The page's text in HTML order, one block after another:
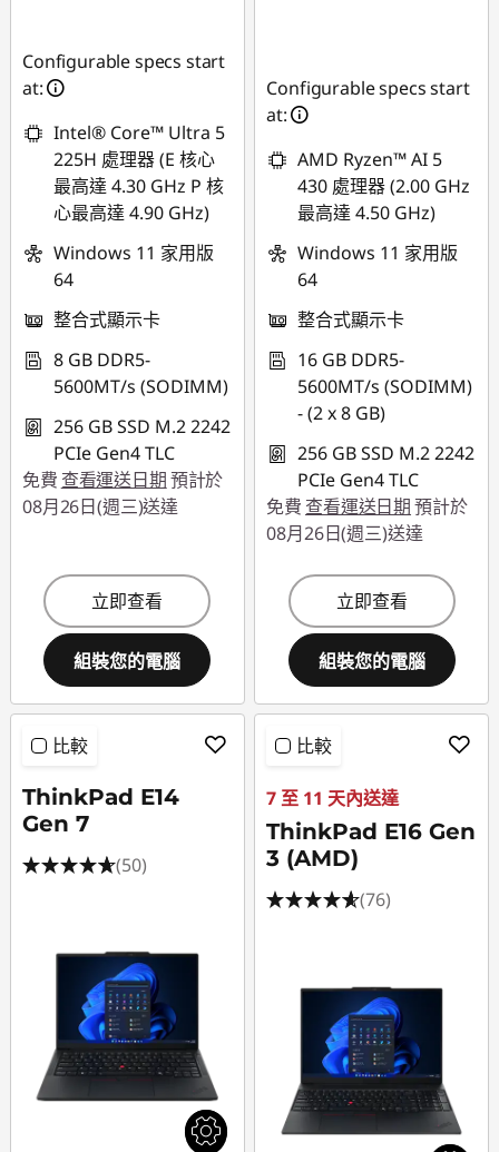
或
eCoupon 折扣 : -
NT$26,273
*以上優惠僅能擇一使
用
使用優惠券 :
Configurable specs start
at:
Intel® Core™ Ultra 5
225H 處理器 (E 核心
最高達 4.30 GHz P 核
心最高達 4.90 GHz)
Windows 11 家用版
64
整合式顯示卡
8 GB DDR5-
5600MT/s (SODIMM)
256 GB SSD M.2 2242
PCIe Gen4 TLC
免費 查看運送日期預計於
08月26日(週三)送達
立即查看
組裝您的電腦
Configurable specs start
at:
AMD Ryzen™ AI 5
430 處理器 (2.00 GHz
最高達 4.50 GHz)
Windows 11 家用版
64
整合式顯示卡
16 GB DDR5-
5600MT/s (SODIMM)
- (2 x 8 GB)
256 GB SSD M.2 2242
PCIe Gen4 TLC
免費 查看運送日期預計於
08月26日(週三)送達
立即查看
組裝您的電腦
比較
ThinkPad E14
Gen 7
(50)
比較
7 至 11 天內送達
ThinkPad E16 Gen
3 (AMD)
(76)